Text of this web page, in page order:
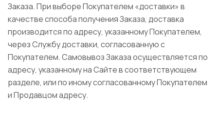
Заказа. При выборе Покупателем «доставки» в
качестве способа получения Заказа, доставка
производится по адресу, указанному Покупателем,
через Службу доставки, согласованную с
Покупателем. Самовывоз Заказа осуществляется по
адресу, указанному на Сайте в соответствующем
разделе, или по иному согласованному Покупателем
и Продавцом адресу.